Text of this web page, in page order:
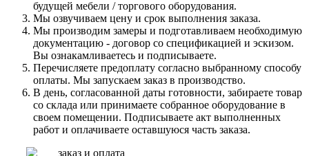
будущей мебели / торгового оборудования.
Мы озвучиваем цену и срок выполнения заказа.
Мы производим замеры и подготавливаем необходимую
документацию - договор со спецификацией и эскизом.
Вы ознакамливаетесь и подписываете.
Перечисляете предоплату согласно выбранному способу
оплаты. Мы запускаем заказ в производство.
В день, согласованной даты готовности, забираете товар
со склада или принимаете собранное оборудование в
своем помещении. Подписываете акт выполненных
работ и оплачиваете оставшуюся часть заказа.